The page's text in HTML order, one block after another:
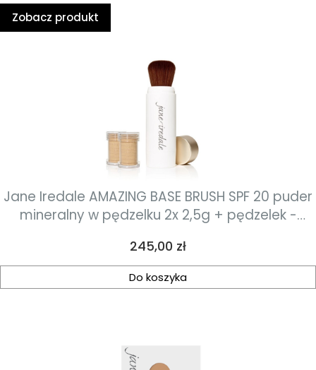
Zobacz produkt
Jane Iredale AMAZING BASE BRUSH SPF 20 puder
mineralny w pędzelku 2x 2,5g + pędzelek -
Cena
245,00 zł
Do koszyka